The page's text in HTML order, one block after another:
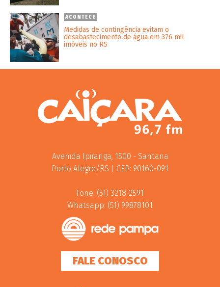
ACONTECE
Medidas de contingência evitam o
desabastecimento de água em 376 mil
imóveis no RS
Avenida Ipiranga, 1500 - Santana
Porto Alegre/RS | CEP: 90160-091
Fone: (51) 3218-2591
Whatsapp: (51) 99878101
FALE CONOSCO